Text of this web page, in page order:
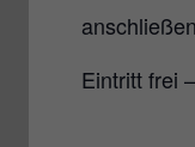
Eintritt frei